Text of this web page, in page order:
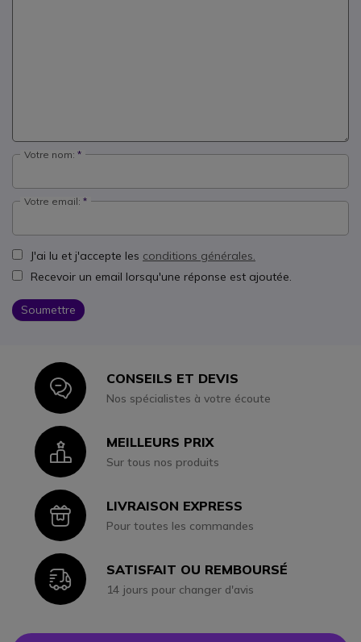
Votre nom:
Votre email:
J'ai lu et j'accepte les conditions générales.
Recevoir un email lorsqu'une réponse est ajoutée.
Soumettre
IconCONSEILS ET DEVIS
Nos spécialistes à votre écoute
IconMEILLEURS PRIX
Sur tous nos produits
IconLIVRAISON EXPRESS
Pour toutes les commandes
IconSATISFAIT OU REMBOURSÉ
14 jours pour changer d'avis